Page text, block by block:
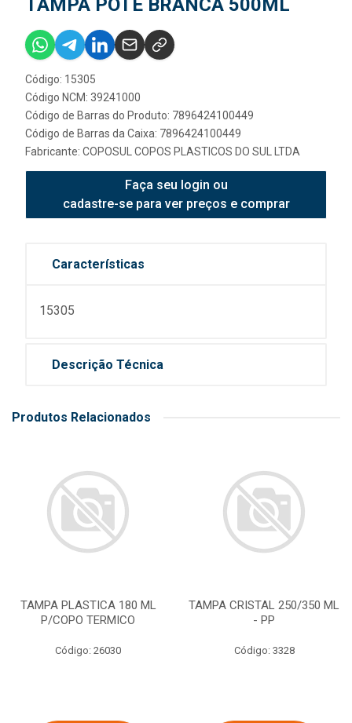
TAMPA POTE BRANCA 500ML
Código: 15305
Código NCM: 39241000
Código de Barras do Produto: 7896424100449
Código de Barras da Caixa: 7896424100449
Fabricante: COPOSUL COPOS PLASTICOS DO SUL LTDA
Faça seu login ou
cadastre-se para ver preços e comprar
Características
15305
Descrição Técnica
Produtos Relacionados
TAMPA PLASTICA 180 ML
P/COPO TERMICO
Código: 26030
TAMPA CRISTAL 250/350 ML
- PP
Código: 3328